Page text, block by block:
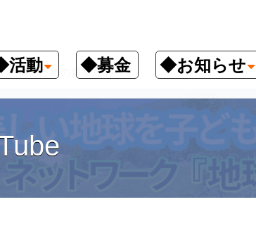
活動 ◆募金 ◆お知らせ
何のための選挙なの